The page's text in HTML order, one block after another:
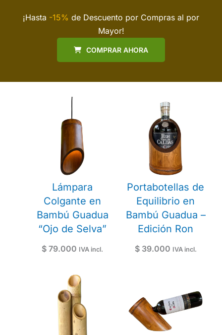
¡Hasta -15% de Descuento por Compras al por
Mayor!
COMPRAR AHORA
Lámpara
Colgante en
Bambú Guadua
“Ojo de Selva”
$ 79.000 IVA incl.
Portabotellas de
Equilibrio en
Bambú Guadua –
Edición Ron
$39.000 IVA incl.